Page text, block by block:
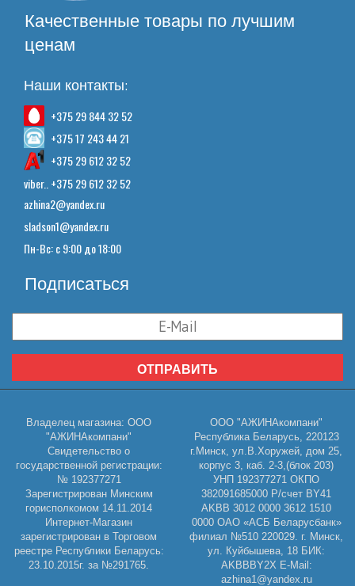
Качественные товары по лучшим
ценам
Наши контакты:
+375 29 844 32 52
+375 17 243 44 21
+375 29 612 32 52
viber.. +375 29 612 32 52
azhina2@yandex.ru
sladson1@yandex.ru
Пн-Вс: с 9:00 до 18:00
Подписаться
ОТПРАВИТЬ
Владелец магазина: ООО
"АЖИНАкомпани"
Свидетельство о
государственной регистрации:
№ 192377271
Зарегистрирован Минским
горисполкомом 14.11.2014
Интернет-Магазин
зарегистрирован в Торговом
реестре Республики Беларусь:
23.10.2015г. за №291765.
ООО "АЖИНАкомпани"
Республика Беларусь, 220123
г.Минск, ул.В.Хоружей, дом 25,
корпус 3, каб. 2-3,(блок 203)
УНП 192377271 ОКПО
382091685000 Р/счет BY41
AKBB 3012 0000 3612 1510
0000 ОАО «АСБ Беларусбанк»
филиал №510 220029. г. Минск,
ул. Куйбышева, 18 БИК:
AKBBBY2X E-Mail:
azhina1@yandex.ru